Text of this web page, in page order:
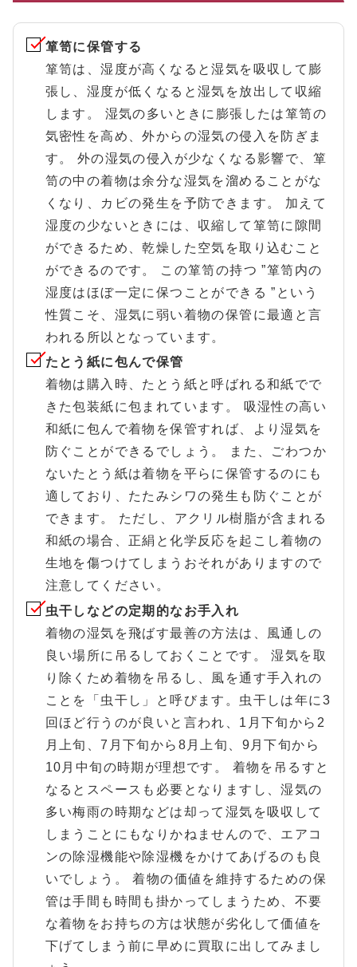
箪笥に保管する
箪笥は、湿度が高くなると湿気を吸収して膨
張し、湿度が低くなると湿気を放出して収縮
します。 湿気の多いときに膨張したは箪笥の
気密性を高め、外からの湿気の侵入を防ぎま
す。 外の湿気の侵入が少なくなる影響で、箪
笥の中の着物は余分な湿気を溜めることがな
くなり、カビの発生を予防できます。 加えて
湿度の少ないときには、収縮して箪笥に隙間
ができるため、乾燥した空気を取り込むこと
ができるのです。 この箪笥の持つ ”箪笥内の
湿度はほぼ一定に保つことができる ”という
性質こそ、湿気に弱い着物の保管に最適と言
われる所以となっています。
たとう紙に包んで保管
着物は購入時、たとう紙と呼ばれる和紙でで
きた包装紙に包まれています。 吸湿性の高い
和紙に包んで着物を保管すれば、より湿気を
防ぐことができるでしょう。 また、ごわつか
ないたとう紙は着物を平らに保管するのにも
適しており、たたみシワの発生も防ぐことが
できます。 ただし、アクリル樹脂が含まれる
和紙の場合、正絹と化学反応を起こし着物の
生地を傷つけてしまうおそれがありますので
注意してください。
虫干しなどの定期的なお手入れ
着物の湿気を飛ばす最善の方法は、風通しの
良い場所に吊るしておくことです。 湿気を取
り除くため着物を吊るし、風を通す手入れの
ことを「虫干し」と呼びます。虫干しは年に3
回ほど行うのが良いと言われ、1月下旬から2
月上旬、7月下旬から8月上旬、9月下旬から
10月中旬の時期が理想です。 着物を吊るすと
なるとスペースも必要となりますし、湿気の
多い梅雨の時期などは却って湿気を吸収して
しまうことにもなりかねませんので、エアコ
ンの除湿機能や除湿機をかけてあげるのも良
いでしょう。 着物の価値を維持するための保
管は手間も時間も掛かってしまうため、不要
な着物をお持ちの方は状態が劣化して価値を
下げてしまう前に早めに買取に出してみまし